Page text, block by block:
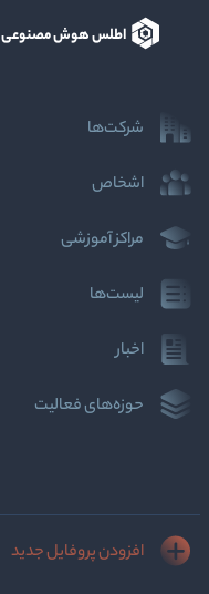
اطلس هوش مصنوعی
شرکت‌ها
اشخاص
مراکز آموزشی
لیست‌ها
اخبار
حوزه‌های فعالیت
افزودن پروفایل جدید